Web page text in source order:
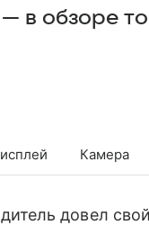
в обзоре
Камера
довел